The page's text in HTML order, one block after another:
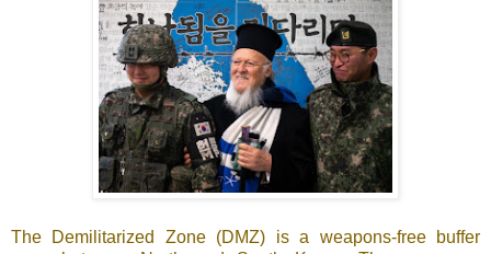
The Demilitarized Zone (DMZ) is a weapons-free buffer